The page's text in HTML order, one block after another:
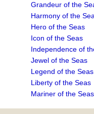
Grandeur of the
Harmony of the
Hero of the Seas
Icon of the Seas
Independence of
Jewel of the Seas
Legend of the Seas
Liberty of the Seas
Mariner of the Seas